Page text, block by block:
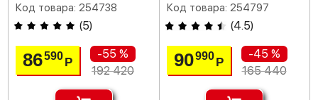
Код товара: 254738
(5)
86590Р
-55 %
192 420
Код товара: 254797
(4.5)
90990 Р
-45 %
165 440